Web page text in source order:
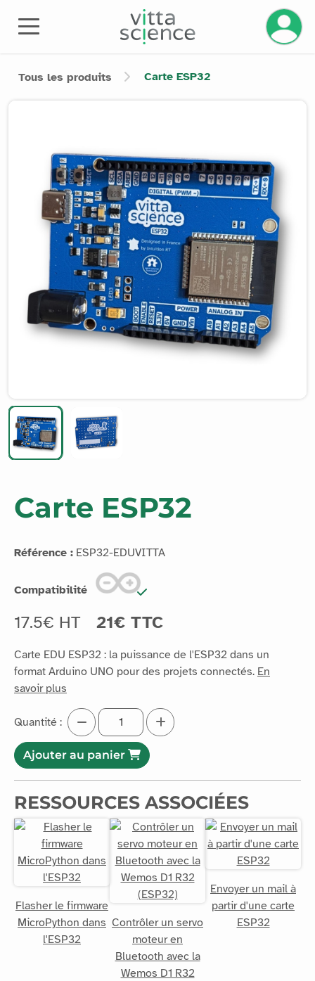
Gérez
Tous les produits Carte ESP32
Carte ESP32
Référence : ESP32-EDUVITTA
Compatibilité
17.5€ HT 21€ TTC
Carte EDU ESP32 : la puissance de l'ESP32 dans un
format Arduino UNO pour des projets connectés. En
savoir plus
Quantité :
Ajouter au panier
RESSOURCES ASSOCIÉES
Flasher le firmware
MicroPython dans
l'ESP32
Contrôler un servo
moteur en
Bluetooth avec la
Wemos D1 R32
Envoyer un mail à
partir d'une carte
ESP32